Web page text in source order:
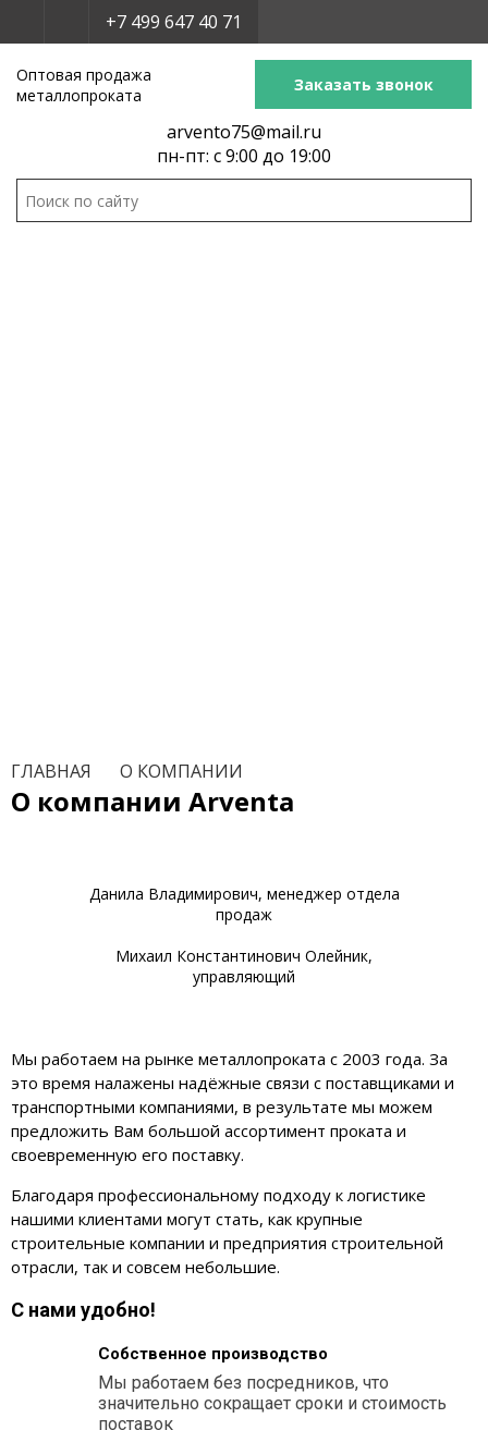
Оптовая продажа
металлопроката
arvento75@mail.ru
пн-пт: с 9:00 до 19:00
Заказать звонок
ГЛАВНАЯ О КОМПАНИИ
О компании Arventa
Данила Владимирович, менеджер отдела
продаж
Михаил Константинович Олейник,
управляющий
Мы работаем на рынке металлопроката с 2003 года. За
это время налажены надёжные связи с поставщиками и
транспортными компаниями, в результате мы можем
предложить Вам большой ассортимент проката и
своевременную его поставку.
Благодаря профессиональному подходу к логистике
нашими клиентами могут стать, как крупные
строительные компании и предприятия строительной
отрасли, так и совсем небольшие.
С нами удобно!
Собственное производство
Мы работаем без посредников, что
значительно сокращает сроки и стоимость
поставок
+7 499 647 40 71